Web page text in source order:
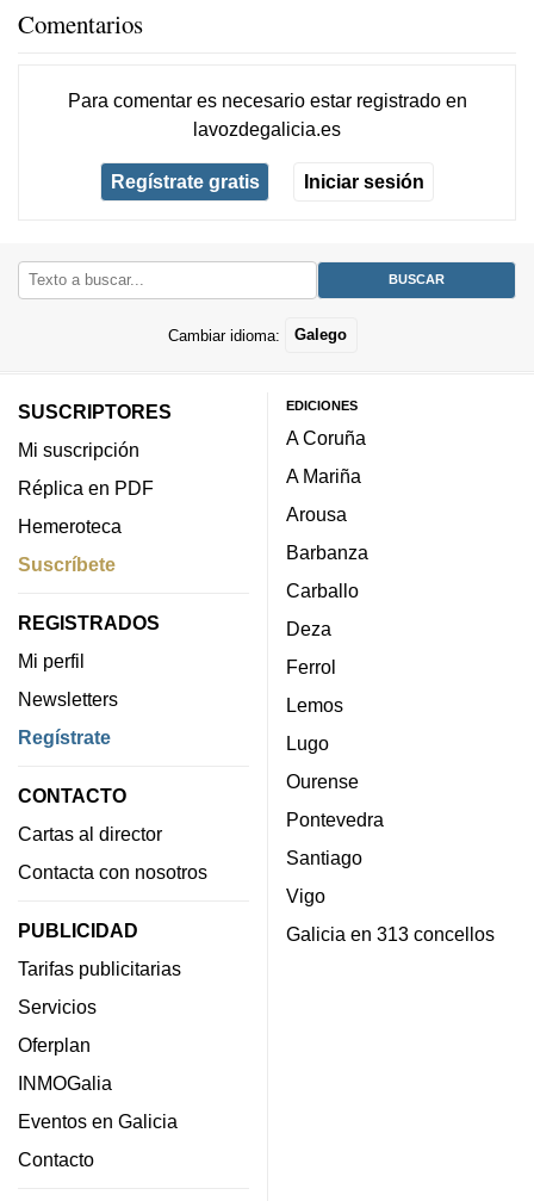
Comentarios
Para comentar es necesario estar registradoen
lavozdegalicia.es
Regístrate gratis Iniciar sesión
Cambiar idioma: Galego
SUSCRIPTORES
Mi suscripción
Réplica en PDF
Hemeroteca
Suscríbete
REGISTRADOS
Mi perfil
Newsletters
Regístrate
CONTACTO
Cartas al director
Contacta con nosotros
PUBLICIDAD
Tarifas publicitarias
Servicios
Oferplan
INMOGalia
Eventos en Galicia
Contacto
EDICIONES
A Coruña
A Mariña
Arousa
Barbanza
Carballo
Deza
Ferrol
Lemos
Lugo
Ourense
Pontevedra
Santiago
Vigo
Galicia en 313 concellos